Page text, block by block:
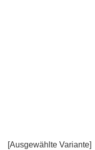
[Ausgewählte Variante]